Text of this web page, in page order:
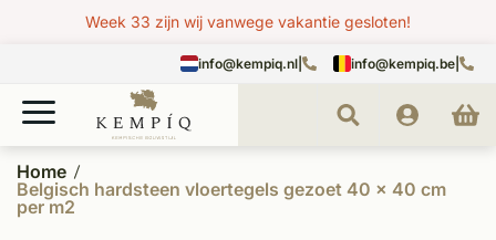
Week 33 zijn wij vanwege vakantie gesloten!
info@kempiq.nl info@kempiq.be
Home
Belgisch hardsteen vloertegels gezoet 40 x 40 cm
per m2